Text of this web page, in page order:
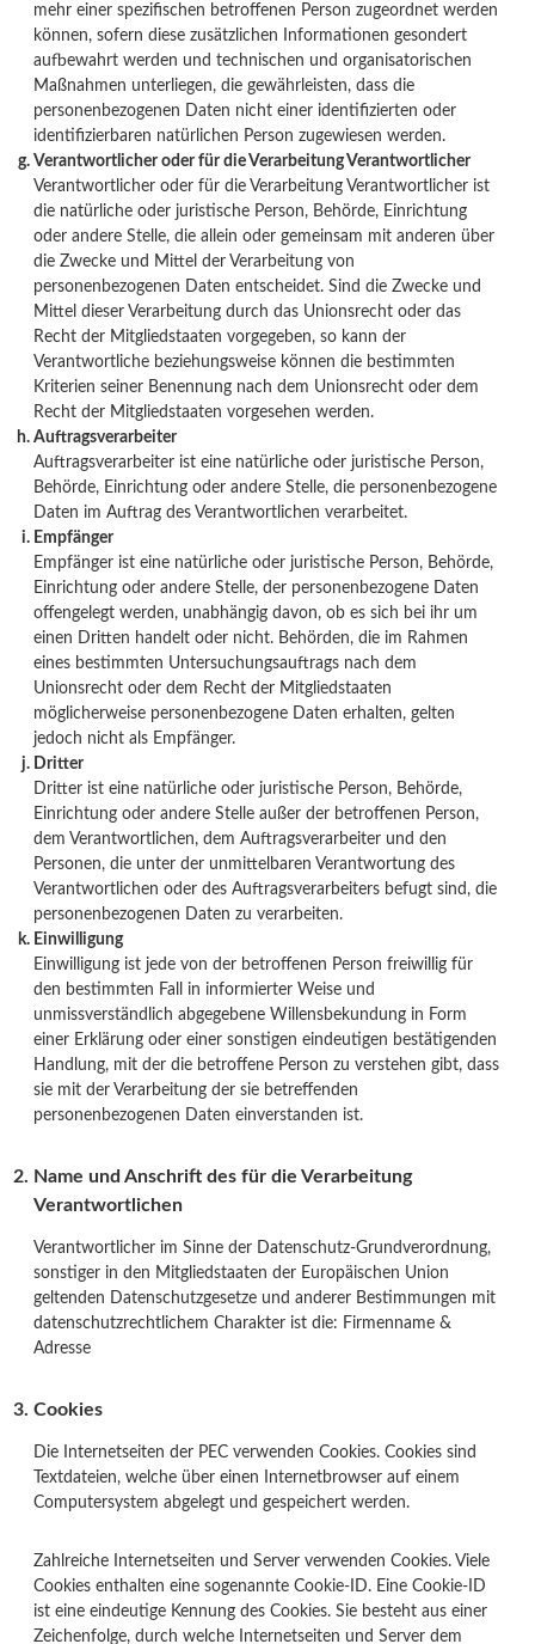
mehr einer spezifischen betroffenen Person zugeordnet werden
können, sofern diese zusätzlichen Informationen gesondert
aufbewahrt werden und technischen und organisatorischen
Maßnahmen unterliegen, die gewährleisten, dass die
personenbezogenen Daten nicht einer identifizierten oder
identifizierbaren natürlichen Person zugewiesen werden.
Verantwortlicher oder für die Verarbeitung Verantwortlicher
Verantwortlicher oder für die Verarbeitung Verantwortlicher ist
die natürliche oder juristische Person, Behörde, Einrichtung
oder andere Stelle, die allein oder gemeinsam mit anderen über
die Zwecke und Mittel der Verarbeitung von
personenbezogenen Daten entscheidet. Sind die Zwecke und
Mittel dieser Verarbeitung durch das Unionsrecht oder das
Recht der Mitgliedstaaten vorgegeben, so kann der
Verantwortliche beziehungsweise können die bestimmten
Kriterien seiner Benennung nach dem Unionsrecht oder dem
Recht der Mitgliedstaaten vorgesehen werden.
Auftragsverarbeiter
Auftragsverarbeiter ist eine natürliche oder juristische Person,
Behörde, Einrichtung oder andere Stelle, die personenbezogene
Daten im Auftrag des Verantwortlichen verarbeitet.
Empfänger
Empfänger ist eine natürliche oder juristische Person, Behörde,
Einrichtung oder andere Stelle, der personenbezogene Daten
offengelegt werden, unabhängig davon, ob es sich bei ihr um
einen Dritten handelt oder nicht. Behörden, die im Rahmen
eines bestimmten Untersuchungsauftrags nach dem
Unionsrecht oder dem Recht der Mitgliedstaaten
möglicherweise personenbezogene Daten erhalten, gelten
jedoch nicht als Empfänger.
Dritter
Dritter ist eine natürliche oder juristische Person, Behörde,
Einrichtung oder andere Stelle außer der betroffenen Person,
dem Verantwortlichen, dem Auftragsverarbeiter und den
Personen, die unter der unmittelbaren Verantwortung des
Verantwortlichen oder des Auftragsverarbeiters befugt sind, die
personenbezogenen Daten zu verarbeiten.
Einwilligung
Einwilligung ist jede von der betroffenen Person freiwillig für
den bestimmten Fall in informierter Weise und
unmissverständlich abgegebene Willensbekundung in Form
einer Erklärung oder einer sonstigen eindeutigen bestätigenden
Handlung, mit der die betroffene Person zu verstehen gibt, dass
sie mit der Verarbeitung der sie betreffenden
personenbezogenen Daten einverstanden ist.
Name und Anschrift des für die Verarbeitung
Verantwortlichen
Verantwortlicher im Sinne der Datenschutz-Grundverordnung,
sonstiger in den Mitgliedstaaten der Europäischen Union
geltenden Datenschutzgesetze und anderer Bestimmungen mit
datenschutzrechtlichem Charakter ist die: Firmenname &
Adresse​
Cookies
Die Internetseiten der PEC verwenden Cookies. Cookies sind
Textdateien, welche über einen Internetbrowser auf einem
Computersystem abgelegt und gespeichert werden.
Zahlreiche Internetseiten und Server verwenden Cookies. Viele
Cookies enthalten eine sogenannte Cookie-ID. Eine Cookie-ID
ist eine eindeutige Kennung des Cookies. Sie besteht aus einer
Zeichenfolge, durch welche Internetseiten und Server dem